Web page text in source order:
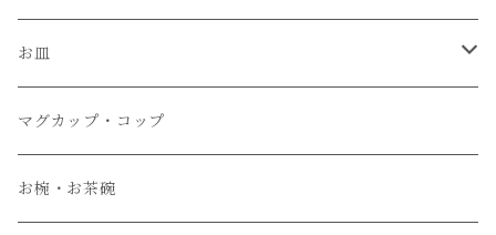
お皿
大皿
中皿
マグカップ・コップ
お椀・お茶碗